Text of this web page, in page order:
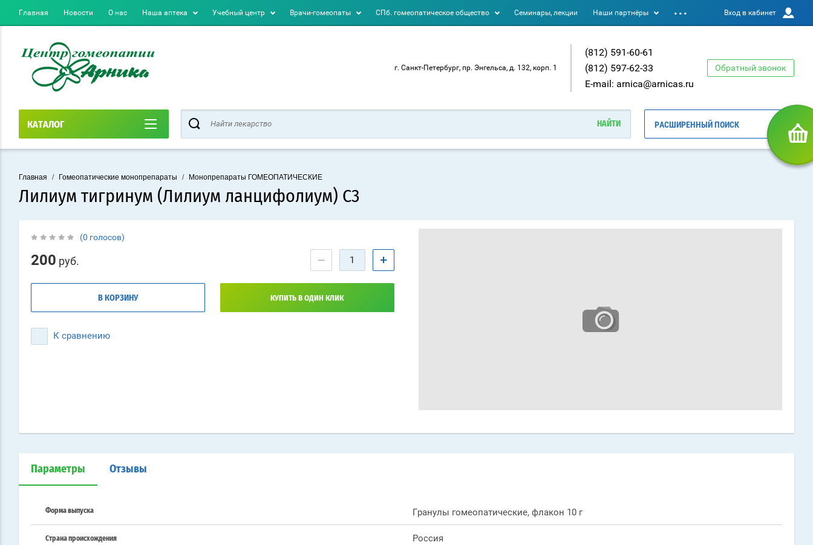
Главная Новости О нас Наша аптека Учебный центр Врачи-гомеопаты СПб. гомеопатическое общество Семинары, лекции Наши партнёры Вход в кабинет
г. Санкт-Петербург, пр. Энгельса, д. 132, корп. 1
(812) 591-60-61
(812) 597-62-33
E-mail: arnica@arnicas.ru
Обратный звонок
КАТАЛОГ РАСШИРЕННЫЙ ПОИСК
Главная / Гомеопатические монопрепараты / Монопрепараты ГОМЕОПАТИЧЕСКИЕ
Лилиум тигринум (Лилиум ланцифолиум) C3
(0 голосов)
200 руб. − +
В КОРЗИНУ КУПИТЬ В ОДИН КЛИК
К сравнению
Параметры Отзывы
Форма выпуска Гранулы гомеопатические, флакон 10 г
Страна происхождения Россия